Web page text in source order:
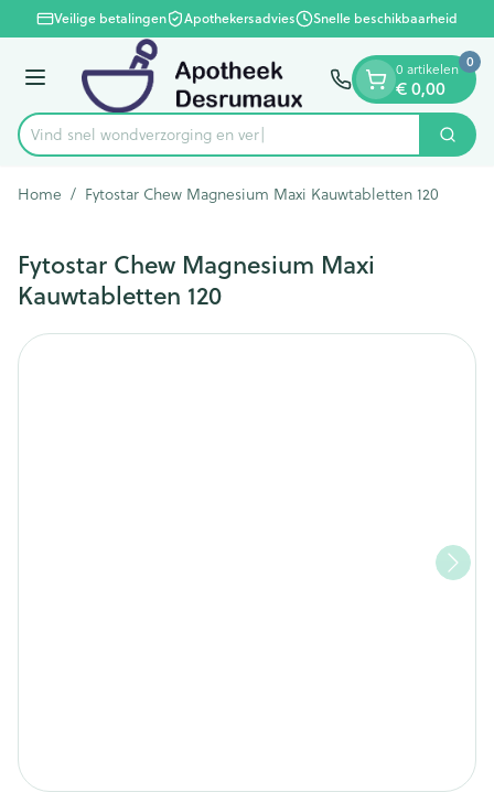
Ga naar de inhoud
1 van 1Veilige betalingen Apothekersadvies Snelle beschikbaarheid
Menu
Product, merk, categorie...
Vind snel wondverzorgin Zoek
0 artikelen
€ 0,00
0
Home / Fytostar Chew Magnesium Maxi Kauwtabletten 120
Fytostar Chew Magnesium Maxi
Kauwtabletten 120